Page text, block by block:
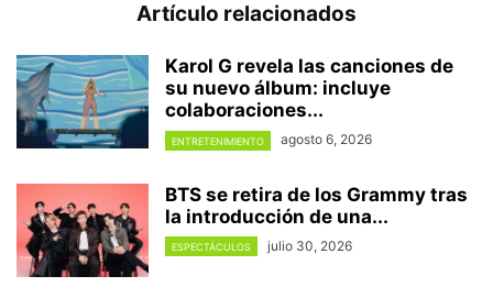
Artículo relacionados
Karol G revela las canciones de
su nuevo álbum: incluye
colaboraciones...
ENTRETENIMIENTO agosto 6, 2026
BTS se retira de los Grammy tras
la introducción de una...
ESPECTÁCULOS julio 30, 2026